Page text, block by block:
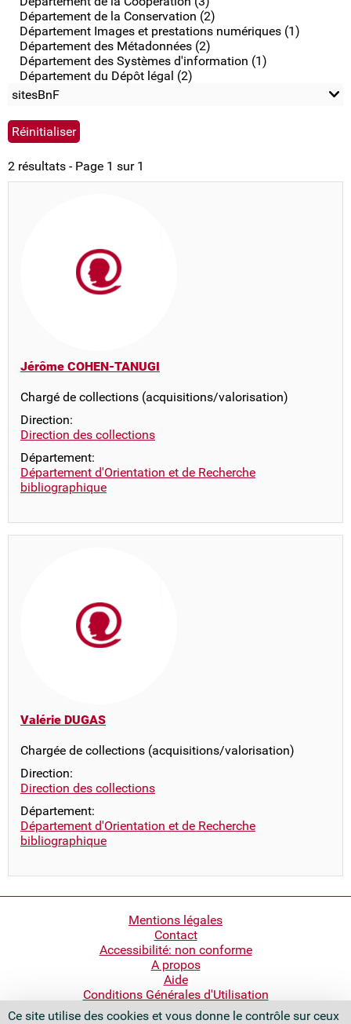
Ce site utilise des cookies et vous donne le contrôle sur ceux
Département de la Conservation (2)
Département Images et prestations numériques (1)
Département des Métadonnées (2)
Département des Systèmes d'information (1)
Département du Dépôt légal (2)
sitesBnF
2 résultats - Page 1 sur 1
Jérôme COHEN-TANUGI
Chargé de collections (acquisitions/valorisation)
Direction:
Direction des collections
Département:
Département d'Orientation et de Recherche
bibliographique
Valérie DUGAS
Chargée de collections (acquisitions/valorisation)
Direction:
Direction des collections
Département:
Département d'Orientation et de Recherche
bibliographique
Mentions légales
Contact
Accessibilité: non conforme
A propos
Aide
Conditions Générales d'Utilisation
Bibliothèque nationale de France